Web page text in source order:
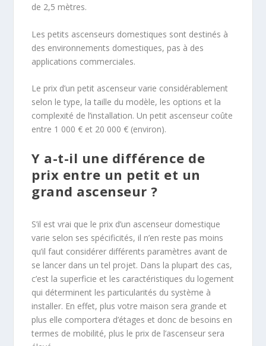
de 2,5 mètres.
Les petits ascenseurs domestiques sont destinés à
des environnements domestiques, pas à des
applications commerciales.
Le prix d’un petit ascenseur varie considérablement
selon le type, la taille du modèle, les options et la
complexité de l’installation. Un petit ascenseur coûte
entre 1 000 € et 20 000 € (environ).
Y a-t-il une différence de
prix entre un petit et un
grand ascenseur ?
S’il est vrai que le prix d’un ascenseur domestique
varie selon ses spécificités, il n’en reste pas moins
qu’il faut considérer différents paramètres avant de
se lancer dans un tel projet. Dans la plupart des cas,
c’est la superficie et les caractéristiques du logement
qui déterminent les particularités du système à
installer. En effet, plus votre maison sera grande et
plus elle comportera d’étages et donc de besoins en
termes de mobilité, plus le prix de l’ascenseur sera